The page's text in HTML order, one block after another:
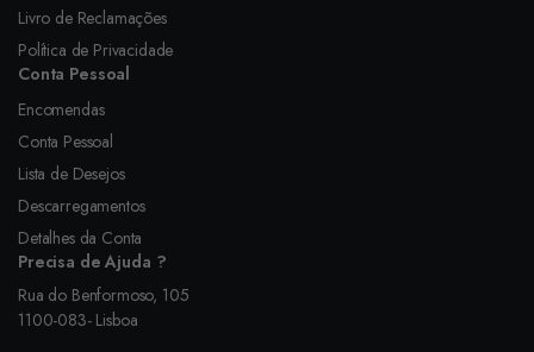
Livro de Reclamações
Política de Privacidade
Conta Pessoal
Encomendas
Conta Pessoal
Lista de Desejos
Descarregamentos
Detalhes da Conta
Precisa de Ajuda ?
Rua do Benformoso, 105
1100-083- Lisboa